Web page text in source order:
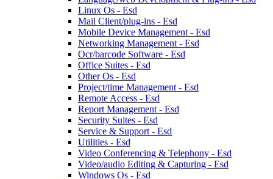
Linux Os - Esd
Mail Client/plug-ins - Esd
Mobile Device Management - Esd
Networking Management - Esd
Ocr/barcode Software - Esd
Office Suites - Esd
Other Os - Esd
Project/time Management - Esd
Remote Access - Esd
Report Management - Esd
Security Suites - Esd
Service & Support - Esd
Utilities - Esd
Video Conferencing & Telephony - Esd
Video/audio Editing & Capturing - Esd
Windows Os - Esd